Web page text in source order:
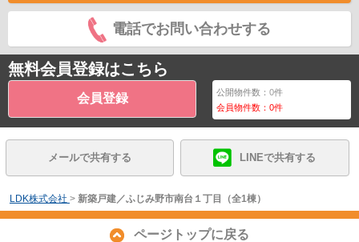
電話でお問い合わせする
無料会員登録はこちら
会員登録 公開物件数：0件
会員物件数：0件
メールで共有する LINEで共有する
LDK株式会社 > 新築戸建／ふじみ野市南台１丁目（全1棟）
ページトップに戻る